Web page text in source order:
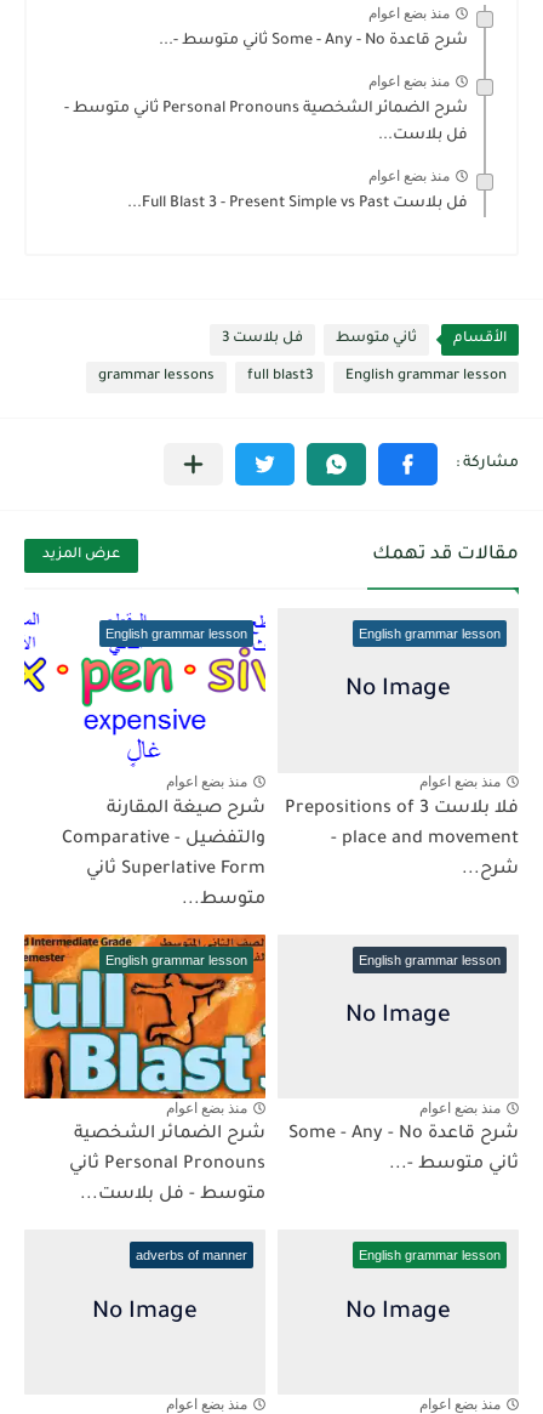
منذ بضع اعوام
شرح قاعدة Some - Any - No ثاني متوسط -...
منذ بضع اعوام
شرح الضمائر الشخصية Personal Pronouns ثاني متوسط -
فل بلاست...
منذ بضع اعوام
فل بلاست Full Blast 3 - Present Simple vs Past...
الأقسام ثاني متوسط فل بلاست 3
English grammar lesson
full blast3
grammar lessons
مقالات قد تهمك عرض المزيد
English grammar lesson
منذ بضع اعوام
فلا بلاست 3 Prepositions of
place and movement -
شرح...
English grammar lesson
منذ بضع اعوام
شرح صيغة المقارنة
والتفضيل Comparative -
Superlative Form ثاني
متوسط...
English grammar lesson
منذ بضع اعوام
شرح قاعدة Some - Any - No
ثاني متوسط -...
English grammar lesson
منذ بضع اعوام
شرح الضمائر الشخصية
Personal Pronouns ثاني
متوسط - فل بلاست...
English grammar lesson
منذ بضع اعوام
adverbs of manner
منذ بضع اعوام